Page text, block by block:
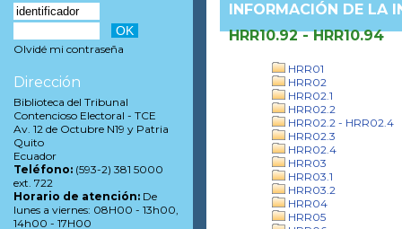
INFORMACIÓN DE LA
HRR10.92 - HRR10.94
HRR01
HRR02
HRR02.1
HRR02.2
HRR02.2 - HRR02.4
HRR02.3
HRR02.4
HRR03
HRR03.1
HRR03.2
HRR04
HRR05
Olvidé mi contraseña
Dirección
Biblioteca del Tribunal
Contencioso Electoral - TCE
Av. 12 de Octubre N19 y Patria
Quito
Ecuador
Teléfono: (593-2) 381 5000
ext. 722
Horario de atención: De
lunes a viernes: 08H00 - 13h00,
14h00 - 17H00